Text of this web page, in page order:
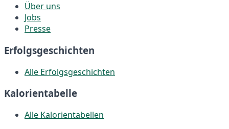
Über uns
Jobs
Presse
Erfolgsgeschichten
Alle Erfolgsgeschichten
Kalorientabelle
Alle Kalorientabellen